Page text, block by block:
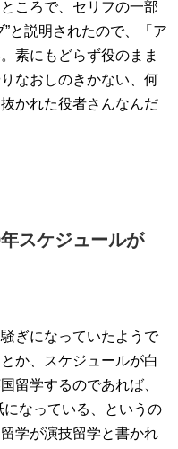
ころで、セリフの一部
と説明されたので、「ア
素にもどらず役のまま
なおしのきかない、何
かれた役者さんなんだ
スケジュールが
ぎになっていたようで
か、スケジュールが白
留学するのであれば、
なっている、というの
学が演技留学と書かれ